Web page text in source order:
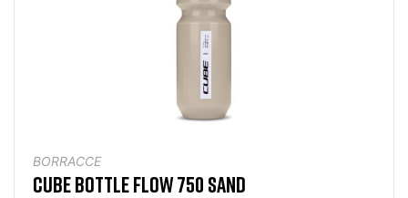
BORRACCE
CUBE BOTTLE FLOW 750 SAND